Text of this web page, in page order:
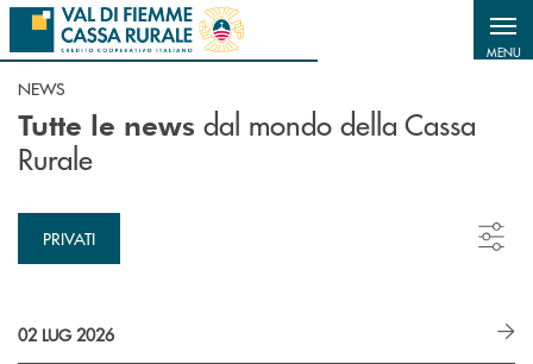
Salta al contenuto principale
MENU
NEWS
Tutte le news dal mondo della Cassa
Rurale
PRIVATI
02 LUG 2026